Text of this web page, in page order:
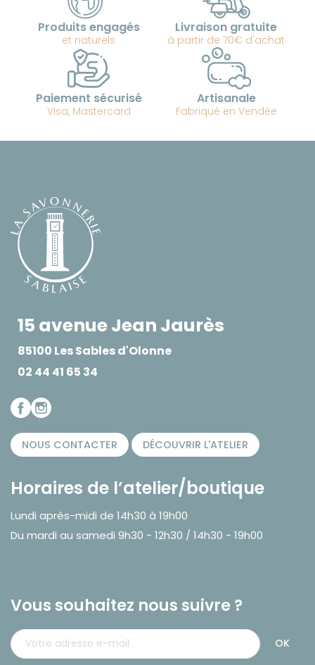
Produits engagés
et naturels
Livraison gratuite
à partir de 70€ d'achat
Paiement sécurisé
Visa, Mastercard
Artisanale
Fabriqué en Vendée
15 avenue Jean Jaurès
85100 Les Sables d'Olonne
02 44 41 65 34
NOUS CONTACTER DÉCOUVRIR L'ATELIER
Horaires de l’atelier/boutique
Lundi après-midi de 14h30 à 19h00
Du mardi au samedi 9h30 - 12h30 / 14h30 - 19h00
Vous souhaitez nous suivre ?